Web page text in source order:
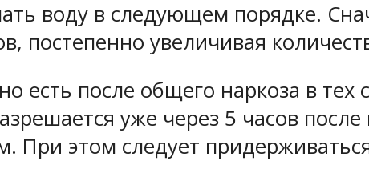
воду в следующем порядке.
постепенно увеличивая
есть после общего наркоза в
уже через 5 часов
При этом следует